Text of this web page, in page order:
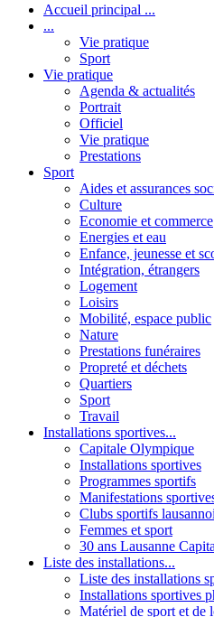
Accueil principal ...
...
Vie pratique
Sport
Vie pratique
Agenda & actualités
Portrait
Officiel
Vie pratique
Prestations
Sport
Aides et assurances
Culture
Economie et commerce
Energies et eau
Enfance, jeunesse et
Intégration, étrangers
Logement
Loisirs
Mobilité, espace public
Nature
Prestations funéraires
Propreté et déchets
Quartiers
Sport
Travail
Installations sportives...
Capitale Olympique
Installations sportives
Programmes sportifs
Manifestations
Clubs sportifs
Femmes et sport
30 ans Lausanne
Liste des installations...
Liste des installations
Installations sportives
Matériel de sport et de